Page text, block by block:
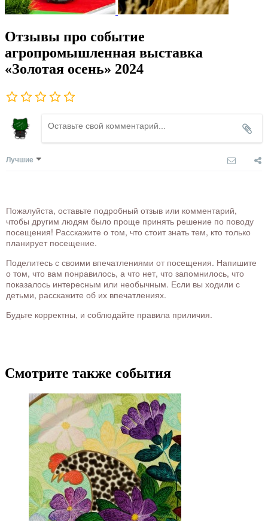
Отзывы про событие
агропромышленная выставка
«Золотая осень» 2024
Лучшие
Пожалуйста, оставьте подробный отзыв или комментарий,
чтобы другим людям было проще принять решение по поводу
посещения! Расскажите о том, что стоит знать тем, кто только
планирует посещение.
Поделитесь с своими впечатлениями от посещения. Напишите
о том, что вам понравилось, а что нет, что запомнилось, что
показалось интересным или необычным. Если вы ходили с
детьми, расскажите об их впечатлениях.
Будьте корректны, и соблюдайте правила приличия.
Смотрите также события